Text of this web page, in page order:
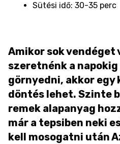
Sütési idő: 30-35 perc
Amikor sok vendéget
szeretnénk a
görnyedni, akkor egy
döntés lehet. Szinte
remek alapanyag
már a tepsiben neki
kell mosogatni után